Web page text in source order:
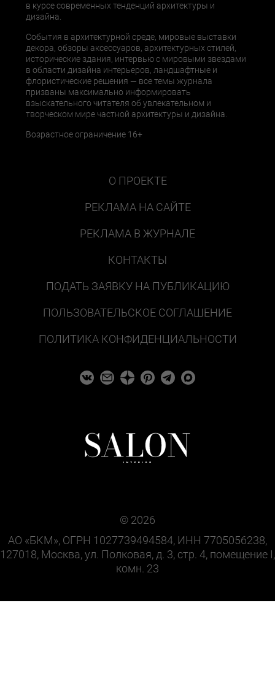
в курсе современных тенденций архитектуры и
дизайна.
События в архитектурной среде, мировые выставки
декора, обзоры аксессуаров, архитектурных стилей,
исторические здания, интервью с мировыми звездами
в области дизайна интерьеров, ландшафтные и
флористические решения — все темы журнала
призваны максимально информировать
взыскательного читателя об увлекательном и
творческом мире частной архитектуры и дизайна.
Возрастное ограничение 16+
О ПРОЕКТЕ
РЕКЛАМА НА САЙТЕ
РЕКЛАМА В ЖУРНАЛЕ
КОНТАКТЫ
ПОДАТЬ ЗАЯВКУ НА ПУБЛИКАЦИЮ
ПОЛЬЗОВАТЕЛЬСКОЕ СОГЛАШЕНИЕ
ПОЛИТИКА КОНФИДЕНЦИАЛЬНОСТИ
© 2026
АО «БКМ», ОГРН 1027739494584, ИНН 7705056238,
127018, Москва, ул. Полковая, д. 3, стр. 4, помещение I,
комн. 23